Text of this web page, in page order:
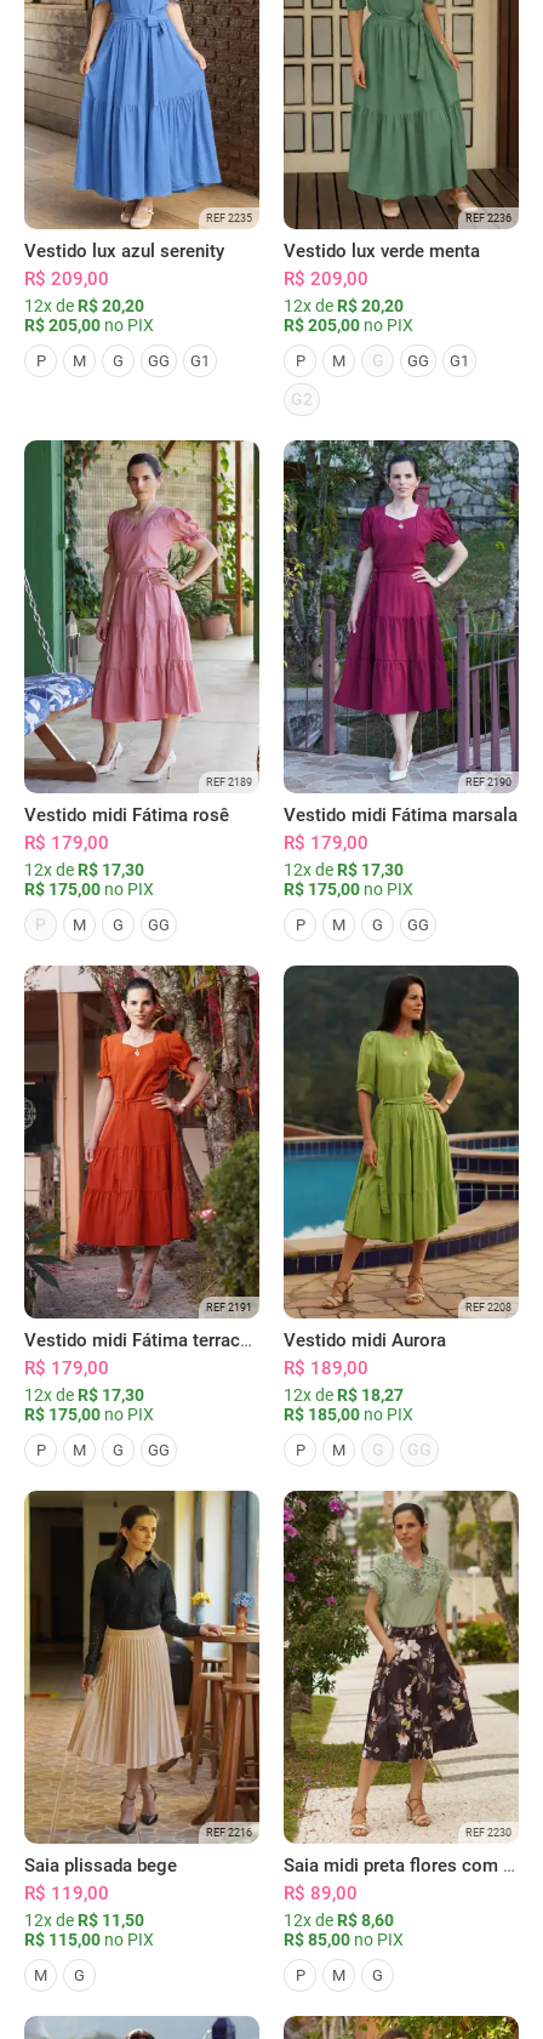
REF 2235
Vestido lux azul serenity
R$ 209,00
12x de R$ 20,20
R$ 205,00 no PIX
P M G GG G1
REF 2236
Vestido lux verde menta
R$ 209,00
12x de R$ 20,20
R$ 205,00 no PIX
P M G GG G1
G2
REF 2189
Vestido midi Fátima rosê
R$ 179,00
12x de R$ 17,30
R$ 175,00 no PIX
P
M G GG
REF 2190
Vestido midi Fátima marsala
R$ 179,00
12x de R$ 17,30
R$ 175,00 no PIX
P M G GG
REF 2191
Vestido midi Fátima terracota
R$ 179,00
12x de R$ 17,30
R$ 175,00 no PIX
P M G GG
REF 2208
Vestido midi Aurora
R$ 189,00
12x de R$ 18,27
R$ 185,00 no PIX
P M G GG
REF 2216
Saia plissada bege
R$ 119,00
12x de R$ 11,50
R$ 115,00 no PIX
M G
REF 2230
Saia midi preta flores com bolsos
R$ 89,00
12x de R$ 8,60
R$ 85,00 no PIX
P M G